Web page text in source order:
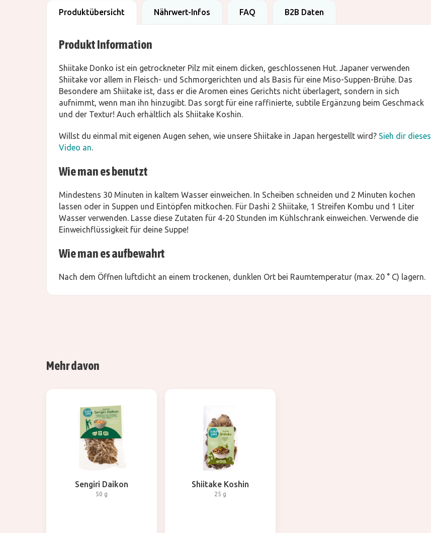
Produktübersicht Nährwert-Infos FAQ B2B Daten
Produkt Information
Shiitake Donko ist ein getrockneter Pilz mit einem dicken, geschlossenen Hut. Japaner verwenden
Shiitake vor allem in Fleisch- und Schmorgerichten und als Basis für eine Miso-Suppen-Brühe. Das
Besondere am Shiitake ist, dass er die Aromen eines Gerichts nicht überlagert, sondern in sich
aufnimmt, wenn man ihn hinzugibt. Das sorgt für eine raffinierte, subtile Ergänzung beim Geschmack
und der Textur! Auch erhältlich als Shiitake Koshin.
Willst du einmal mit eigenen Augen sehen, wie unsere Shiitake in Japan hergestellt wird? Sieh dir dieses
Video an.
Wie man es benutzt
Mindestens 30 Minuten in kaltem Wasser einweichen. In Scheiben schneiden und 2 Minuten kochen
lassen oder in Suppen und Eintöpfen mitkochen. Für Dashi 2 Shiitake, 1 Streifen Kombu und 1 Liter
Wasser verwenden. Lasse diese Zutaten für 4-20 Stunden im Kühlschrank einweichen. Verwende die
Einweichflüssigkeit für deine Suppe!
Wie man es aufbewahrt
Nach dem Öffnen luftdicht an einem trockenen, dunklen Ort bei Raumtemperatur (max. 20 ° C) lagern.
Mehr davon
Sengiri Daikon
50 g
Shiitake Koshin
25 g